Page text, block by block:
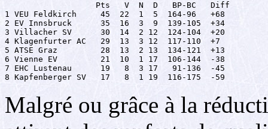
                   Pts   V  N  D   BP-BC   Diff
1 VEU Feldkirch     45  22  1  5  164-96   +68
2 EV Innsbruck      35  16  3  9  139-105  +34
3 Villacher SV      30  14  2 12  124-104  +20
4 Klagenfurter AC   29  13  3 12  117-110  +7
5 ATSE Graz         28  13  2 13  134-121  +13
6 Vienne EV         21  10  1 17  106-144  -38
7 EHC Lustenau      19   8  3 17   91-136  -45
8 Kapfenberger SV   17   8  1 19  116-175  -59
Malgré ou grâce à la